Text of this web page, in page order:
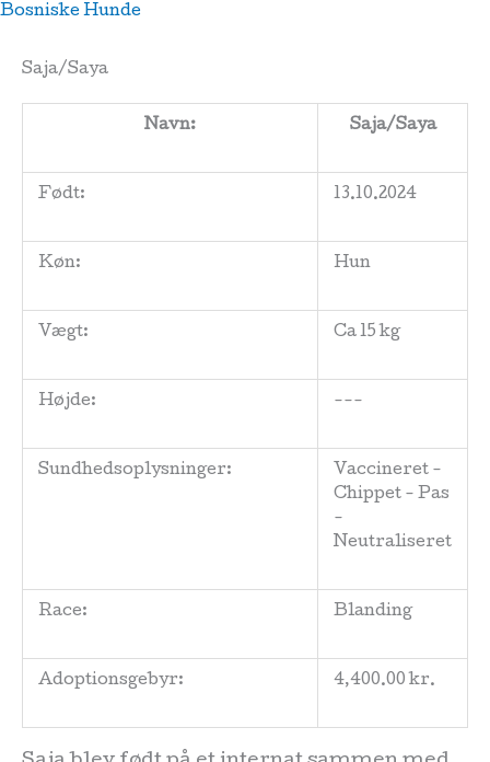
Skip
content
Bosniske Hunde
Saja/Saya
Navn: Saja/Saya
Født: 13.10.2024
Køn: Hun
Vægt: Ca 15 kg
Højde: ---
Sundhedsoplysninger:
Vaccineret -
Chippet - Pas
-
Neutraliseret
Race: Blanding
Adoptionsgebyr: 4,400.00 kr.